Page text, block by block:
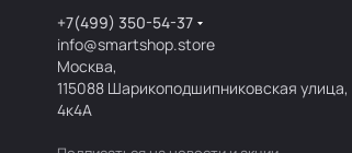
+7(499) 350-54-37
info@smartshop.store
Москва,
115088 Шарикоподшипниковская улица,
4к4А